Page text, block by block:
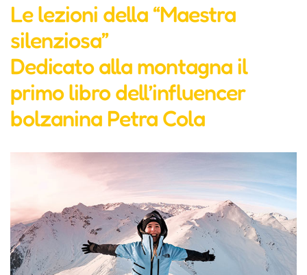
Le lezioni della “Maestra
silenziosa”
Dedicato alla montagna il
primo libro dell’influencer
bolzanina Petra Cola